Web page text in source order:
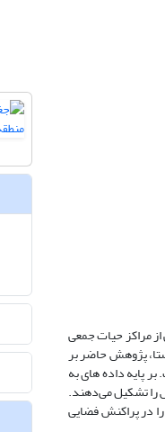
مراکز حیات جمعی
پژوهش حاضر بر
پایه داده های به
پژوهش را تشکیل می‌دهند.
در پراکنش فضایی